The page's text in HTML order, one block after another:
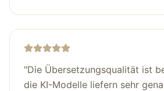
"Die Übersetzungsqualität ist
die KI-Modelle liefern sehr